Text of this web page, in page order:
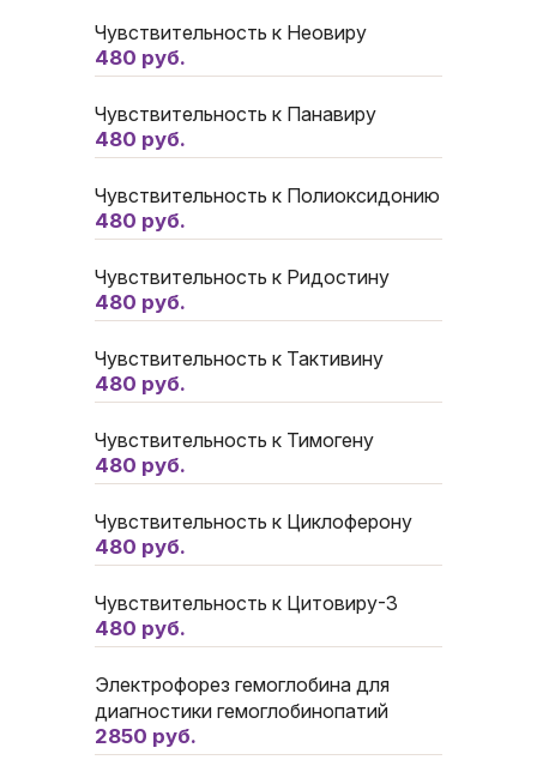
Чувствительность к Неовиру
480 руб.
Чувствительность к Панавиру
480 руб.
Чувствительность к Полиоксидонию
480 руб.
Чувствительность к Ридостину
480 руб.
Чувствительность к Тактивину
480 руб.
Чувствительность к Тимогену
480 руб.
Чувствительность к Циклоферону
480 руб.
Чувствительность к Цитовиру-3
480 руб.
Электрофорез гемоглобина для
диагностики гемоглобинопатий
2850 руб.